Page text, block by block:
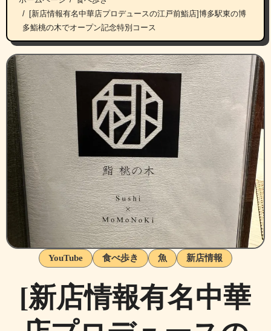
[新店情報有名中華店プロデュースの江戸前鮨店]博多駅東の博
多鮨桃の木でオープン記念特別コース
YouTube 食べ歩き 魚 新店情報
[新店情報有名中華